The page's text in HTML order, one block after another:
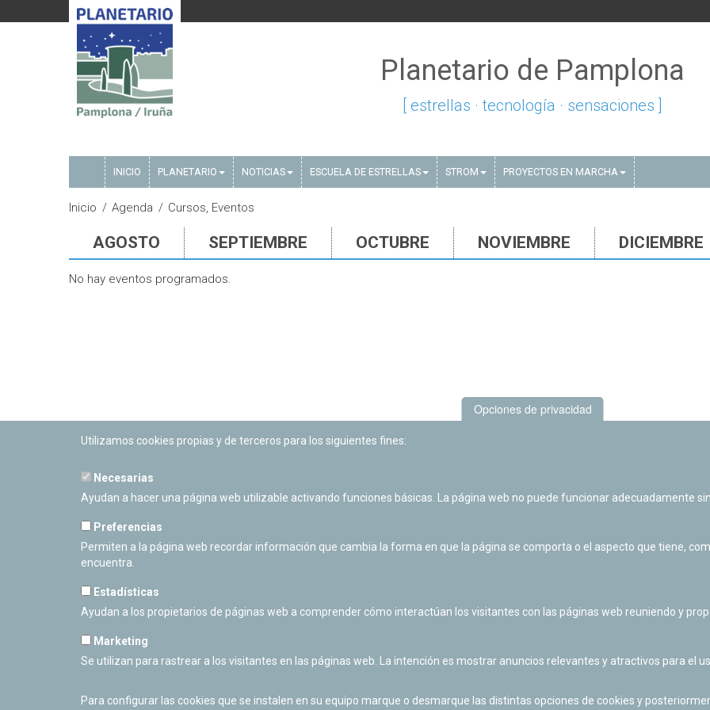
Planetario de Pamplona
[ estrellas · tecnología · sensaciones ]
INICIO PLANETARIO NOTICIAS ESCUELA DE ESTRELLAS STROM PROYECTOS EN MARCHA
Inicio Agenda Cursos, Eventos
AGOSTO SEPTIEMBRE OCTUBRE NOVIEMBRE DICIEMBRE
No hay eventos programados.
PLANETARIO DE PAMPLONA
Calle Sancho RamÃ­rez, s/n
Cerrado Temporalmente
Opciones de privacidad
Utilizamos cookies propias y de terceros para los siguientes fines:
Necesarias
Ayudan a hacer una página web utilizable activando funciones básicas. La página web no puede funcionar adecuadamente
Preferencias
Permiten a la página web recordar información que cambia la forma en que la página se comporta o el aspecto que tiene,
encuentra.
Estadísticas
Ayudan a los propietarios de páginas web a comprender cómo interactúan los visitantes con las páginas web reuniendo y
Marketing
Se utilizan para rastrear a los visitantes en las páginas web. La intención es mostrar anuncios relevantes y atractivos para el
Para configurar las cookies que se instalen en su equipo marque o desmarque las distintas opciones de cookies y